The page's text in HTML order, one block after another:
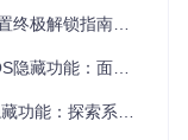
3分钟搞定高级选项
向新手的完整指南
系统潜能的进阶之旅